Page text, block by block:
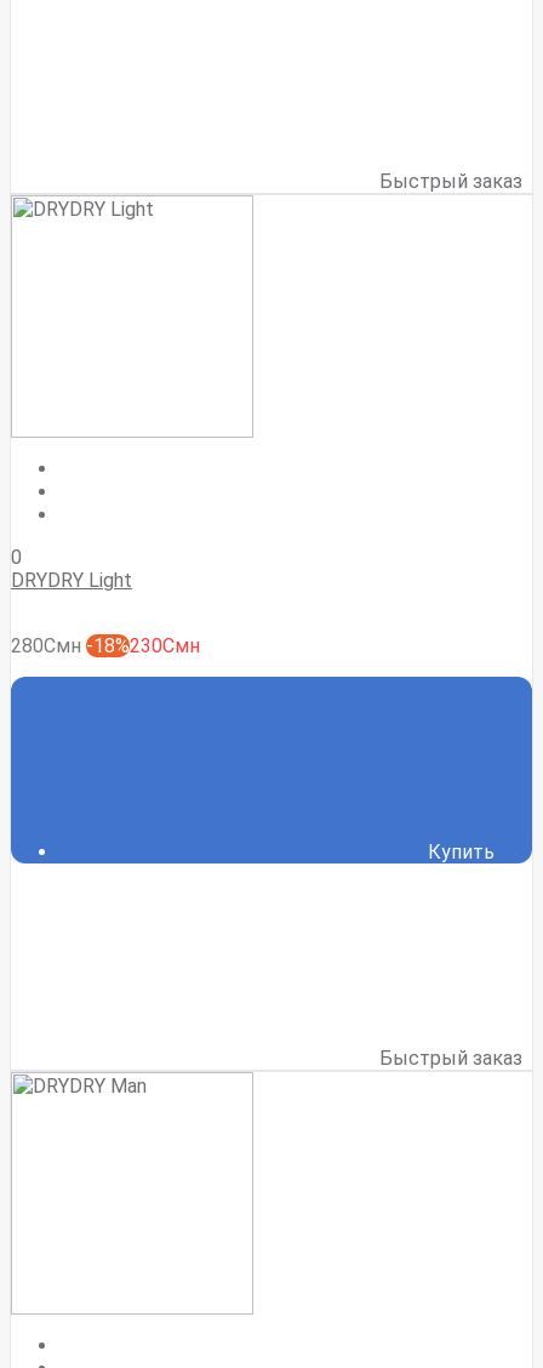
Быстрый заказ
0
DRYDRY Light
280Смн -18%230Смн
Купить
Быстрый заказ